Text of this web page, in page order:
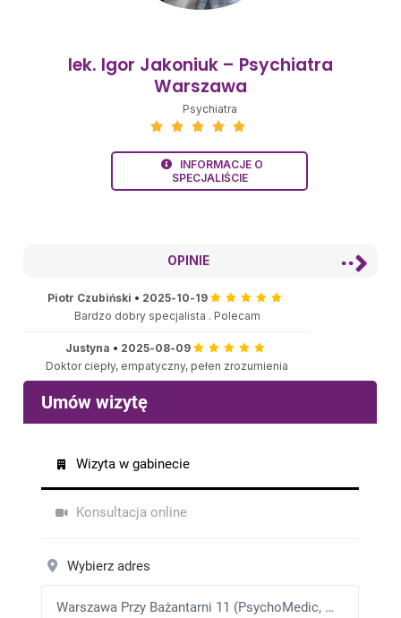
lek. Igor Jakoniuk – Psychiatra
Warszawa
Psychiatra
INFORMACJE O
SPECJALIŚCIE
OPINIE
Piotr Czubiński • 2025-10-19
Bardzo dobry specjalista . Polecam
Justyna • 2025-08-09
Doktor ciepły, empatyczny, pełen zrozumienia
Marzena Bebek•2025-08-08
Miła i profesjonalna obsługa pacjenta.
Very Nice Doctor, very good at listening to me. and